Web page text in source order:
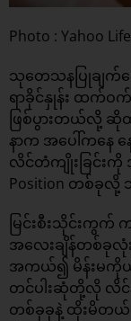
Photo : Yahoo
သုတေသနပြုချက်တွ
ရာခိုင်နှုန်း ထက်
ဖြစ်ပွားတယ်လို့ ဆို
နာက အပေါ်ကနေ န
လိင်တံကျိုးခြင်းကို
Position တစ်ခု
မြင်းစီးသိုင်းကွက်
အလေးချိန်တစ်ခုလုံ
အကယ်၍ မိန်းမကိုယ်
တင်ပါးဆုံတို့လို လိင်
တစ်ခုခုနဲ့ ထိုးမိတယ်